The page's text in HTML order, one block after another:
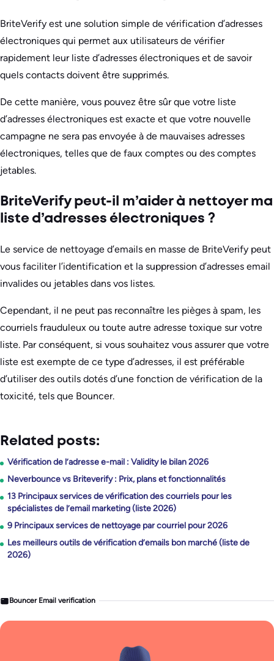
BriteVerify est une solution simple de vérification d’adresses
électroniques qui permet aux utilisateurs de vérifier
rapidement leur liste d’adresses électroniques et de savoir
quels contacts doivent être supprimés.
De cette manière, vous pouvez être sûr que votre liste
d’adresses électroniques est exacte et que votre nouvelle
campagne ne sera pas envoyée à de mauvaises adresses
électroniques, telles que de faux comptes ou des comptes
jetables.
BriteVerify peut-il m’aider à nettoyer ma
liste d’adresses électroniques ?
Le service de nettoyage d’emails en masse de BriteVerify peut
vous faciliter l’identification et la suppression d’adresses email
invalides ou jetables dans vos listes.
Cependant, il ne peut pas reconnaître les pièges à spam, les
courriels frauduleux ou toute autre adresse toxique sur votre
liste. Par conséquent, si vous souhaitez vous assurer que votre
liste est exempte de ce type d’adresses, il est préférable
d’utiliser des outils dotés d’une fonction de vérification de la
toxicité, tels que Bouncer.
Related posts:
Vérification de l’adresse e-mail : Validity le bilan 2026
Neverbounce vs Briteverify : Prix, plans et fonctionnalités
13 Principaux services de vérification des courriels pour les
spécialistes de l’email marketing (liste 2026)
9 Principaux services de nettoyage par courriel pour 2026
Les meilleurs outils de vérification d’emails bon marché (liste de
2026)
Bouncer Email verification